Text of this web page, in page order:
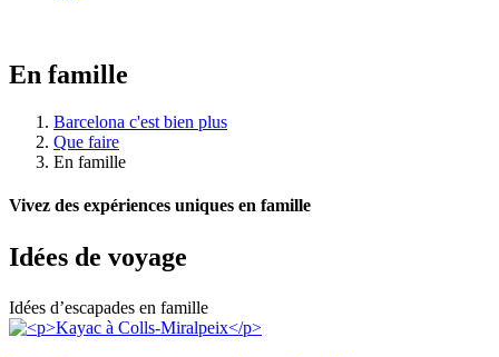
En famille
Barcelona c'est bien plus
Que faire
En famille
Vivez des expériences uniques en famille
Idées de voyage
Idées d’escapades en famille